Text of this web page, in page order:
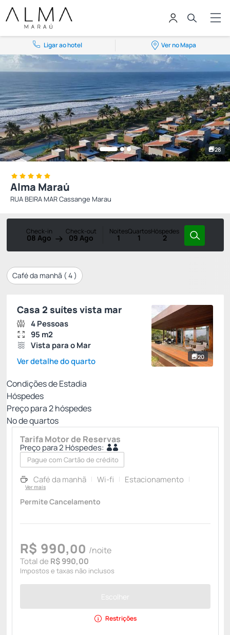
Ligar ao hotel Ver no Mapa
28
Alma Maraú
RUA BEIRA MAR Cassange Marau
Check-in
08 Ago
Check-out
09 Ago
Noites
1
Quartos
1
Hóspedes
2
Café da manhã ( 4)
20
Casa 2 suítes vista mar
4 Pessoas
95 m2
Vista para o Mar
Ver detalhe do quarto
Condições de Estadia
Hóspedes
Preço para2hóspedes
Nº de quartos
Tarifa Motor de Reservas
Preço para 2 Hóspedes:
Pague com Cartão de crédito
Café da manhã Wi-fi Estacionamento
Ver mais
Permite Cancelamento
R$ 990,00 /noite
Total de R$ 990,00
Impostos e taxas não inclusos
Escolher
Restrições